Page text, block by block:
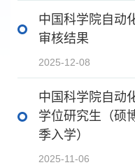
中国科学院自动
审核结果
2025-12-08
中国科学院自动
学位研究生（硕
季入学）
2025-11-06